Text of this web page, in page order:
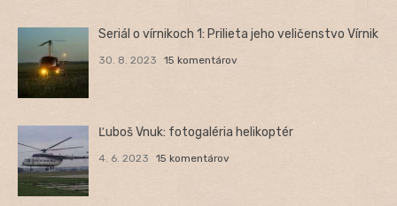
Seriál o vírnikoch 1: Prilieta jeho veličenstvo Vírnik
30. 8. 2023 15 komentárov
Ľuboš Vnuk: fotogaléria helikoptér
4. 6. 2023 15 komentárov